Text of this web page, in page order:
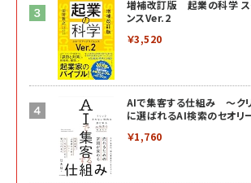
増補改訂版 起業の科学 ス
ンスVer.2
￥3,520
AIで集客する仕組み ～ク
に選ばれるAI検索のセオリ
￥1,760